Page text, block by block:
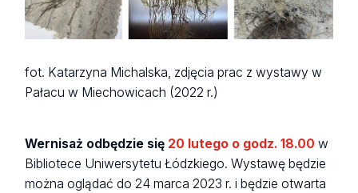
fot. Katarzyna Michalska, zdjęcia prac z wystawy w
Pałacu w Miechowicach (2022 r.)
Wernisaż odbędzie się 20 lutego o godz. 18.00 w
Bibliotece Uniwersytetu Łódzkiego. Wystawę będzie
można oglądać do 24 marca 2023 r. i będzie otwarta